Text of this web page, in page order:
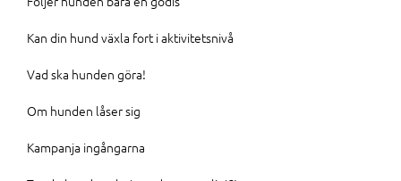
Kan din hund växla fort i aktivitetsnivå
Vad ska hunden göra!
Om hunden låser sig
Kampanja ingångarna